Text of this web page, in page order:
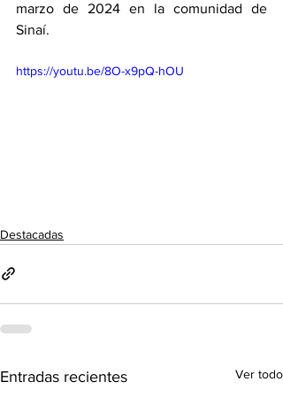
marzo de 2024 en la comunidad de
Sinaí.
https://youtu.be/8O-x9pQ-hOU
Destacadas
Entradas recientes Ver todo